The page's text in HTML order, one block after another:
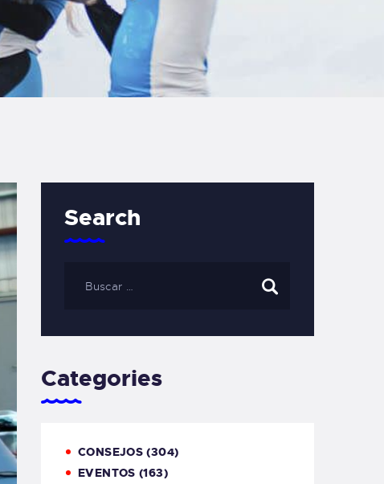
Search
Categories
CONSEJOS (304)
EVENTOS (163)